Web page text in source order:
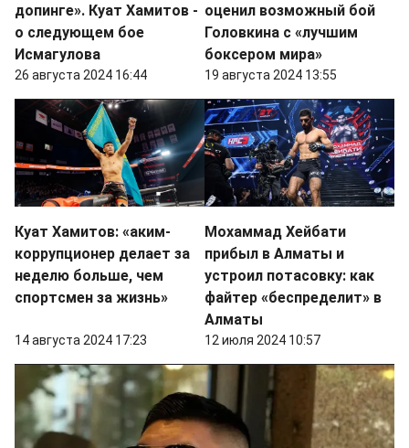
допинге». Куат Хамитов -
о следующем бое
Исмагулова
26 августа 2024 16:44
оценил возможный бой
Головкина с «лучшим
боксером мира»
19 августа 2024 13:55
Куат Хамитов: «аким-
коррупционер делает за
неделю больше, чем
спортсмен за жизнь»
14 августа 2024 17:23
Мохаммад Хейбати
прибыл в Алматы и
устроил потасовку: как
файтер «беспределит» в
Алматы
12 июля 2024 10:57